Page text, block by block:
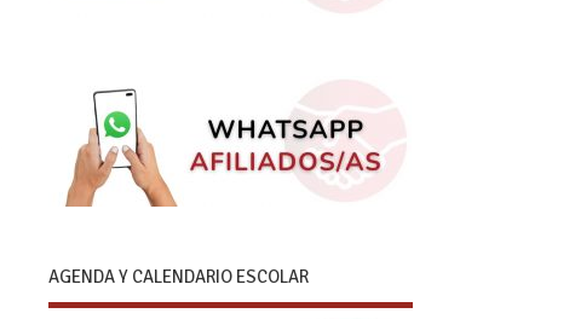
AGENDA Y CALENDARIO ESCOLAR